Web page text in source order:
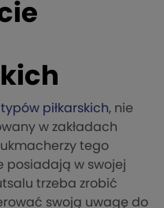
typów piłkarskich, nie
w zakładach
tego
posiadają w swojej
trzeba zrobić
swoją uwagę do